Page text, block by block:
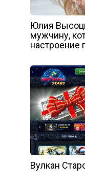
Юлия
мужчину,
настроение
Вулкан